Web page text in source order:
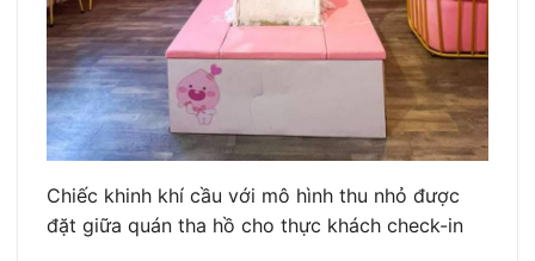
Chiếc khinh khí cầu với mô hình thu nhỏ được
đặt giữa quán tha hồ cho thực khách check-in